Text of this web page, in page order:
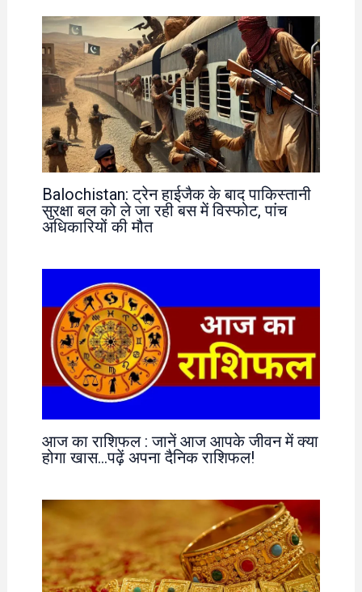
Balochistan: ट्रेन हाईजैक के बाद पाकिस्तानी
सुरक्षा बल को ले जा रही बस में विस्फोट, पांच
अधिकारियों की मौत
आज का राशिफल : जानें आज आपके जीवन में क्या
होगा खास…पढ़ें अपना दैनिक राशिफल!